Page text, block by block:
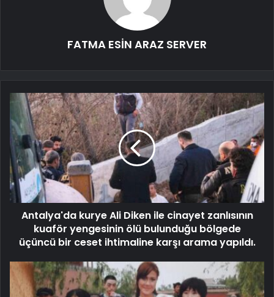
FATMA ESİN ARAZ SERVER
Antalya'da kurye Ali Diken ile cinayet zanlısının
kuaför yengesinin ölü bulunduğu bölgede
üçüncü bir ceset ihtimaline karşı arama yapıldı.